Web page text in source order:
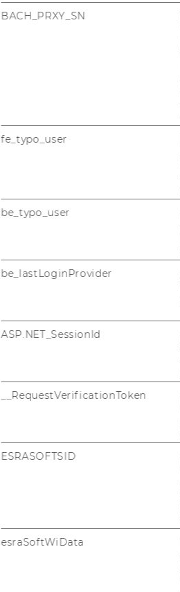
BACH_PRXY_SN
fe_typo_user
be_typo_user
be_lastLoginProvider
ASP.NET_SessionId
__RequestVerificationToken
ESRASOFTSID
esraSoftWiData